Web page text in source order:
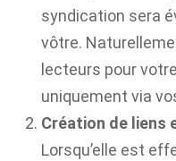
syndication sera
vôtre.
lecteurs pour
uniquement via
Création de liens
Lorsqu’elle est